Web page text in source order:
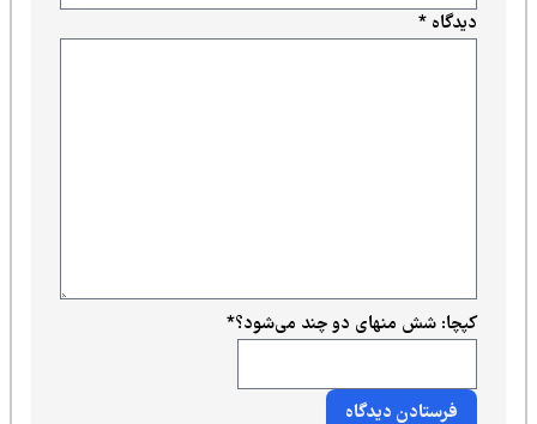
دیدگاه*
کپچا: شش منهای دو چند می‌شود؟*